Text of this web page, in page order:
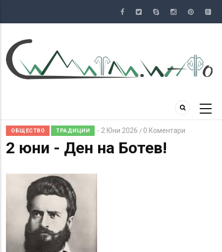
съдържание
ОБЩЕСТВО ТРАДИЦИИ 2 Юни 2026 / 0 Коментари
2 юни - Ден на Ботев!